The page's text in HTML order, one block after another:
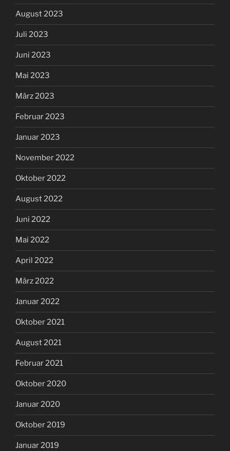
August 2023
Juli 2023
Juni 2023
Mai 2023
März 2023
Februar 2023
Januar 2023
November 2022
Oktober 2022
August 2022
Juni 2022
Mai 2022
April 2022
März 2022
Januar 2022
Oktober 2021
August 2021
Februar 2021
Oktober 2020
Januar 2020
Oktober 2019
Januar 2019